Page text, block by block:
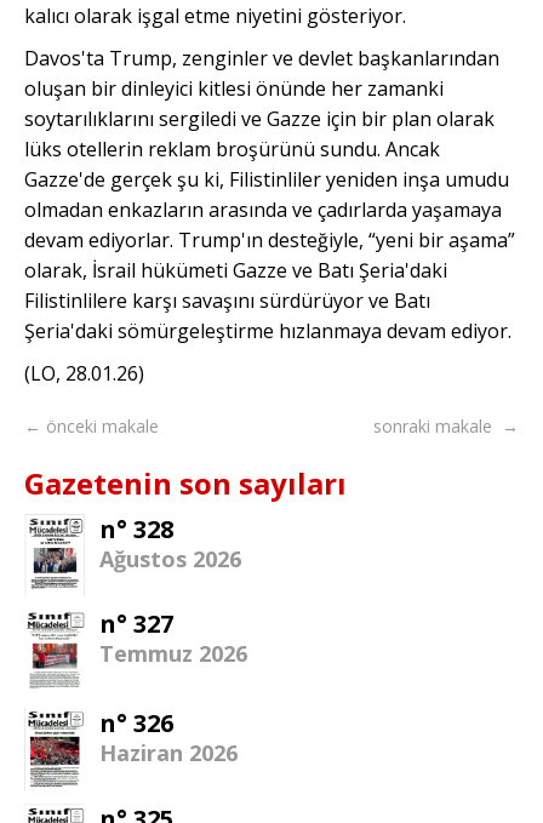
kalıcı olarak işgal etme niyetini gösteriyor.
Davos'ta Trump, zenginler ve devlet başkanlarından
oluşan bir dinleyici kitlesi önünde her zamanki
soytarılıklarını sergiledi ve Gazze için bir plan olarak
lüks otellerin reklam broşürünü sundu. Ancak
Gazze'de gerçek şu ki, Filistinliler yeniden inşa umudu
olmadan enkazların arasında ve çadırlarda yaşamaya
devam ediyorlar. Trump'ın desteğiyle, “yeni bir aşama”
olarak, İsrail hükümeti Gazze ve Batı Şeria'daki
Filistinlilere karşı savaşını sürdürüyor ve Batı
Şeria'daki sömürgeleştirme hızlanmaya devam ediyor.
(LO, 28.01.26)
← önceki makale sonraki makale →
Gazetenin son sayıları
n° 328
Ağustos 2026
n° 327
Temmuz 2026
n° 326
Haziran 2026